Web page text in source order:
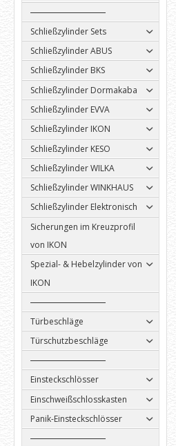
Schließzylinder Sets
Schließzylinder ABUS
Schließzylinder BKS
Schließzylinder Dormakaba
Schließzylinder EVVA
Schließzylinder IKON
Schließzylinder KESO
Schließzylinder WILKA
Schließzylinder WINKHAUS
Schließzylinder Elektronisch
Sicherungen im Kreuzprofil
von IKON
Spezial- & Hebelzylinder von
IKON
Türbeschläge
Türschutzbeschläge
Einsteckschlösser
Einschweißschlosskasten
Panik-Einsteckschlösser